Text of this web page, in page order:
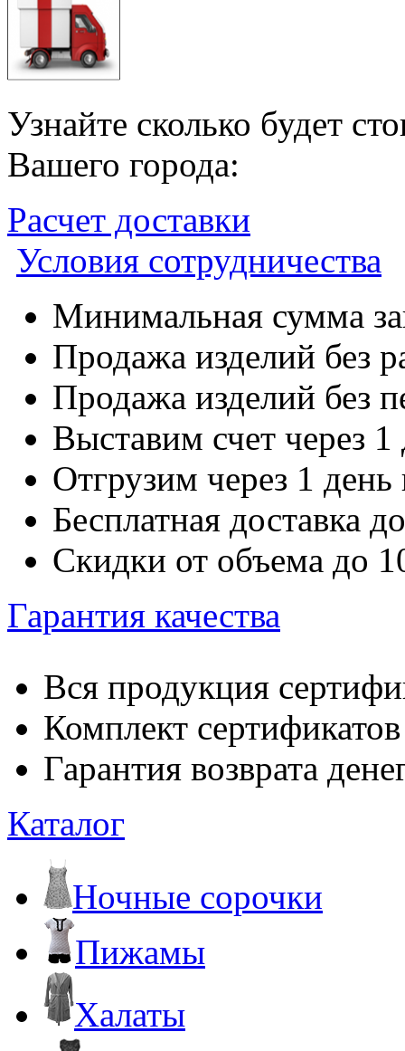
Узнайте сколько будет
Вашего города:
Расчет доставки
Условия сотрудничества
Минимальная сумма
Продажа изделий без
Продажа изделий без
Выставим счет через 1
Отгрузим через 1
Бесплатная доставка
Скидки от объема до
Гарантия качества
Вся продукция
Комплект
Гарантия возврата
Каталог
Ночные сорочки
Пижамы
Халаты